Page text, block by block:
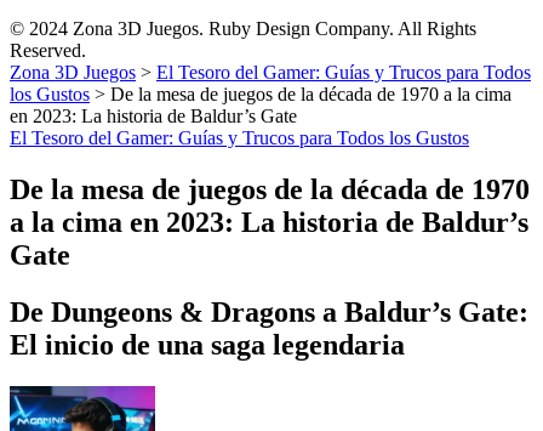
© 2024 Zona 3D Juegos. Ruby Design Company. All Rights
Reserved.
Zona 3D Juegos > El Tesoro del Gamer: Guías y Trucos para Todos
los Gustos > De la mesa de juegos de la década de 1970 a la cima
en 2023: La historia de Baldur’s Gate
El Tesoro del Gamer: Guías y Trucos para Todos los Gustos
De la mesa de juegos de la década de 1970
a la cima en 2023: La historia de Baldur’s
Gate
De Dungeons & Dragons a Baldur’s Gate:
El inicio de una saga legendaria